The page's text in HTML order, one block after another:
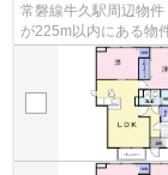
常磐線牛久駅周辺物件
が225m以内にある物
のテラスハウスです